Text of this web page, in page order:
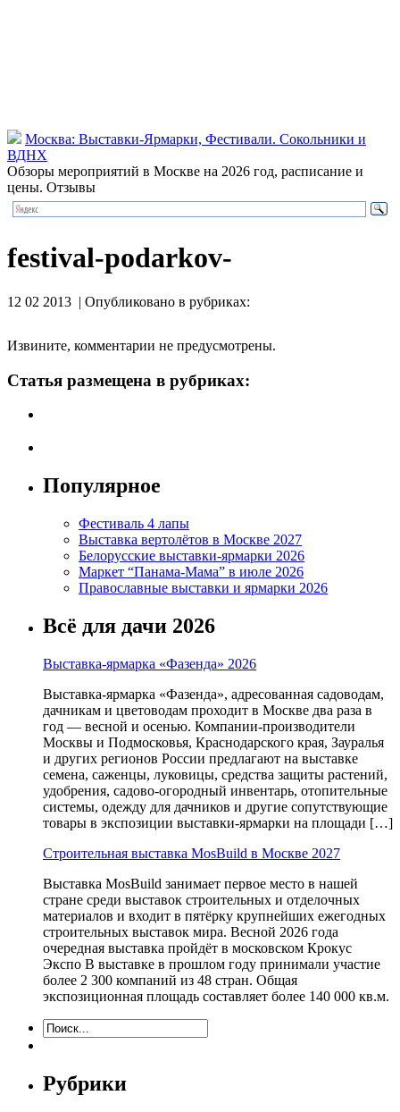
Москва: Выставки-Ярмарки, Фестивали. Сокольники и
ВДНХ
Обзоры мероприятий в Москве на 2026 год, расписание и
цены. Отзывы
festival-podarkov-
12 02 2013 | Опубликовано в рубриках:
Извините, комментарии не предусмотрены.
Статья размещена в рубриках:
Популярное
Фестиваль 4 лапы
Выставка вертолётов в Москве 2027
Белорусские выставки-ярмарки 2026
Маркет “Панама-Мама” в июле 2026
Православные выставки и ярмарки 2026
Всё для дачи 2026
Выставка-ярмарка «Фазенда» 2026
Выставка-ярмарка «Фазенда», адресованная садоводам,
дачникам и цветоводам проходит в Москве два раза в
год — весной и осенью. Компании-производители
Москвы и Подмосковья, Краснодарского края, Зауралья
и других регионов России предлагают на выставке
семена, саженцы, луковицы, средства защиты растений,
удобрения, садово-огородный инвентарь, отопительные
системы, одежду для дачников и другие сопутствующие
товары в экспозиции выставки-ярмарки на площади […]
Строительная выставка MosBuild в Москве 2027
Выставка MosBuild занимает первое место в нашей
стране среди выставок строительных и отделочных
материалов и входит в пятёрку крупнейших ежегодных
строительных выставок мира. Весной 2026 года
очередная выставка пройдёт в московском Крокус
Экспо В выставке в прошлом году принимали участие
более 2 300 компаний из 48 стран. Общая
экспозиционная площадь составляет более 140 000 кв.м.
Рубрики